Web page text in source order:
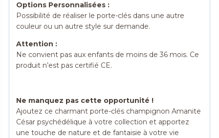
Options Personnalisées :
Possibilité de réaliser le porte-clés dans une autre
couleur ou un autre style sur demande.
Attention :
Ne convient pas aux enfants de moins de 36 mois. Ce
produit n’est pas certifié CE.
Ne manquez pas cette opportunité !
Ajoutez ce charmant porte-clés champignon Amanite
César psychédélique à votre collection et apportez
une touche de nature et de fantaisie à votre vie